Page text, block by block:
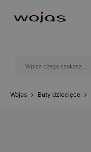
Wojas Buty dziecięce